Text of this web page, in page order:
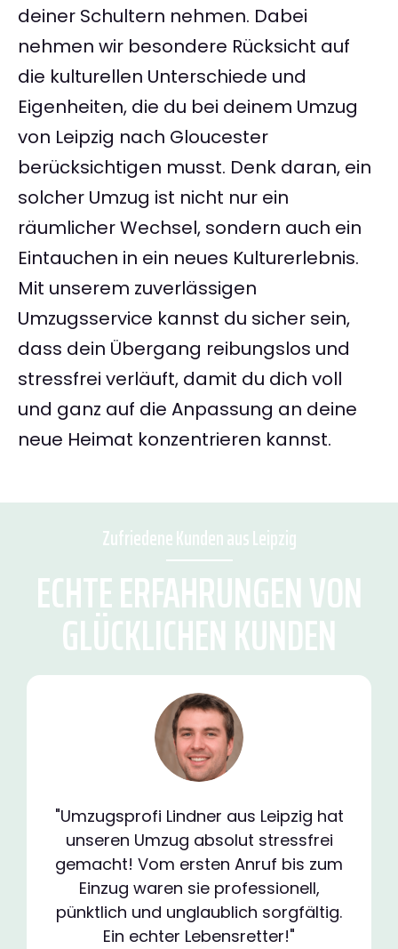
deiner Schultern nehmen. Dabei
nehmen wir besondere Rücksicht auf
die kulturellen Unterschiede und
Eigenheiten, die du bei deinem Umzug
von Leipzig nach Gloucester
berücksichtigen musst. Denk daran, ein
solcher Umzug ist nicht nur ein
räumlicher Wechsel, sondern auch ein
Eintauchen in ein neues Kulturerlebnis.
Mit unserem zuverlässigen
Umzugsservice kannst du sicher sein,
dass dein Übergang reibungslos und
stressfrei verläuft, damit du dich voll
und ganz auf die Anpassung an deine
neue Heimat konzentrieren kannst.
Zufriedene Kunden aus Leipzig
ECHTE ERFAHRUNGEN VON
GLÜCKLICHEN KUNDEN
"Umzugsprofi Lindner aus Leipzig hat
unseren Umzug absolut stressfrei
gemacht! Vom ersten Anruf bis zum
Einzug waren sie professionell,
pünktlich und unglaublich sorgfältig.
Ein echter Lebensretter!"